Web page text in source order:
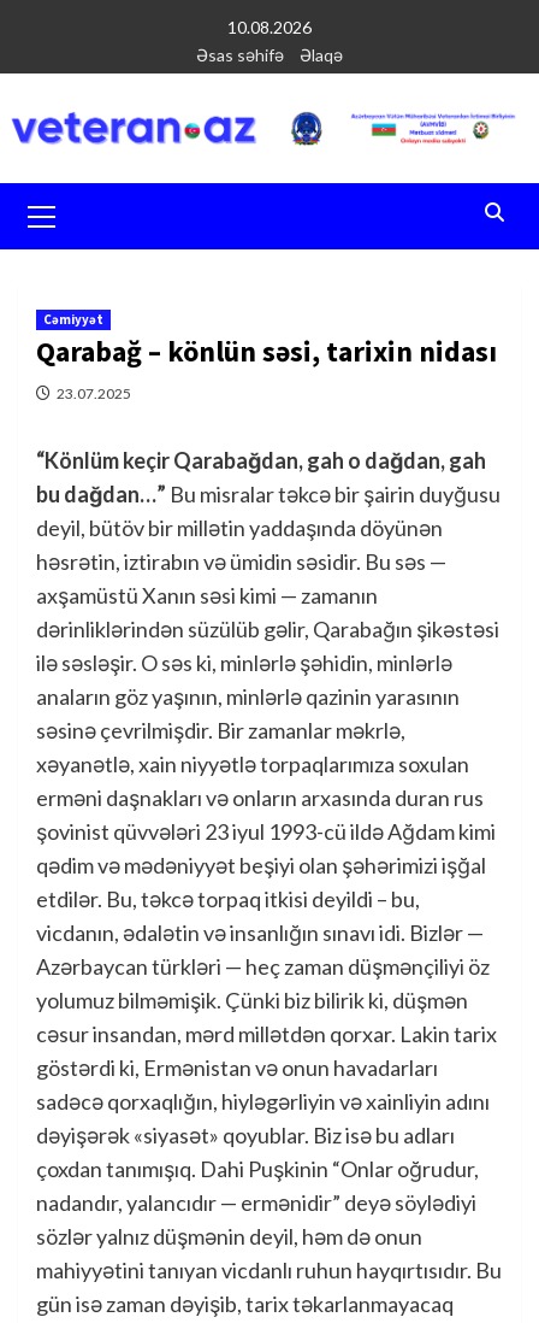
содержимому
10.08.2026
Əsas səhifə
Əlaqə
меню
Cəmiyyət
Qarabağ – könlün səsi, tarixin nidası
23.07.2025
“Könlüm keçir Qarabağdan, gah o dağdan, gah
bu dağdan…” Bu misralar təkcə bir şairin duyğusu
deyil, bütöv bir millətin yaddaşında döyünən
həsrətin, iztirabın və ümidin səsidir. Bu səs —
axşamüstü Xanın səsi kimi — zamanın
dərinliklərindən süzülüb gəlir, Qarabağın şikəstəsi
ilə səsləşir. O səs ki, minlərlə şəhidin, minlərlə
anaların göz yaşının, minlərlə qazinin yarasının
səsinə çevrilmişdir. Bir zamanlar məkrlə,
xəyanətlə, xain niyyətlə torpaqlarımıza soxulan
erməni daşnakları və onların arxasında duran rus
şovinist qüvvələri 23 iyul 1993-cü ildə Ağdam kimi
qədim və mədəniyyət beşiyi olan şəhərimizi işğal
etdilər. Bu, təkcə torpaq itkisi deyildi – bu,
vicdanın, ədalətin və insanlığın sınavı idi. Bizlər —
Azərbaycan türkləri — heç zaman düşmənçiliyi öz
yolumuz bilməmişik. Çünki biz bilirik ki, düşmən
cəsur insandan, mərd millətdən qorxar. Lakin tarix
göstərdi ki, Ermənistan və onun havadarları
sadəcə qorxaqlığın, hiyləgərliyin və xainliyin adını
dəyişərək «siyasət» qoyublar. Biz isə bu adları
çoxdan tanımışıq. Dahi Puşkinin “Onlar oğrudur,
nadandır, yalancıdır — ermənidir” deyə söylədiyi
sözlər yalnız düşmənin deyil, həm də onun
mahiyyətini tanıyan vicdanlı ruhun hayqırtısıdır. Bu
gün isə zaman dəyişib, tarix təkarlanmayacaq